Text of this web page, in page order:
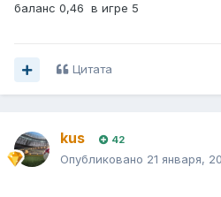
18.01.2023 19:00
Mbeya City
баланс 0,46 в игре 5
Цитата
kus 42
Опубликовано 21 января,